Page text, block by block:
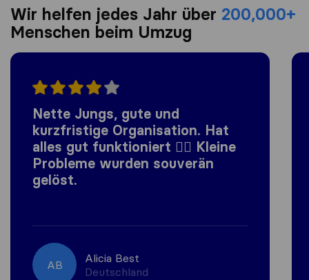
Wir helfen jedes Jahr über 200,000+
Menschen beim Umzug
Nette Jungs, gute und
kurzfristige Organisation. Hat
alles gut funktioniert 👍🏼 Kleine
Probleme wurden souverän
gelöst.
AB
Alicia Best
Deutschland